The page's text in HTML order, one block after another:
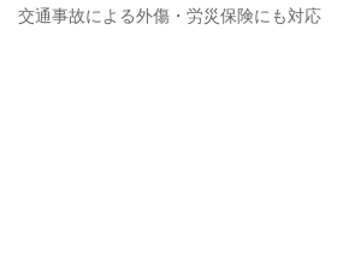
交通事故による外傷・労災保険にも対応